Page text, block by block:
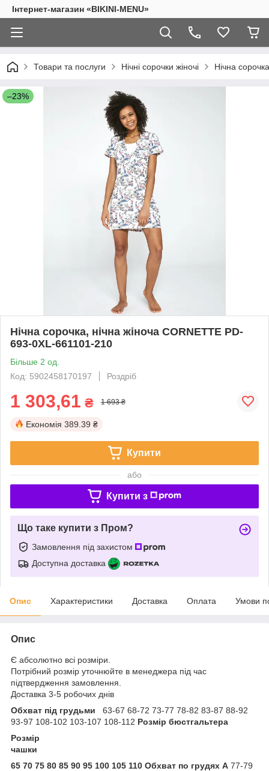
Інтернет-магазин «BIKINI-MENU»
Товари та послуги Нічні сорочки жіночі Нічна
–23%
Нічна сорочка, нічна жіноча CORNETTE PD-
693-0XL-661101-210
Більше 2 од.
Код: 5902458170197
Роздріб
1 303,61 ₴ 1 693 ₴
Економія 389.39 ₴
Купити
або
Купити з
Що таке купити з Пром?
Замовлення під захистом
Доступна доставка
Опис Характеристики Доставка Оплата Умови
Опис
Є абсолютно всі розміри.
Потрібний розмір уточнюйте в менеджера під час
підтвердження замовлення.
Доставка 3-5 робочих днів
Обхват під грудьми 63-67 68-72 73-77 78-82 83-87 88-92
93-97 108-102 103-107 108-112 Розмір бюстгальтера
Розмір
чашки
65 70 75 80 85 90 95 100 105 110 Обхват по грудях A 77-79